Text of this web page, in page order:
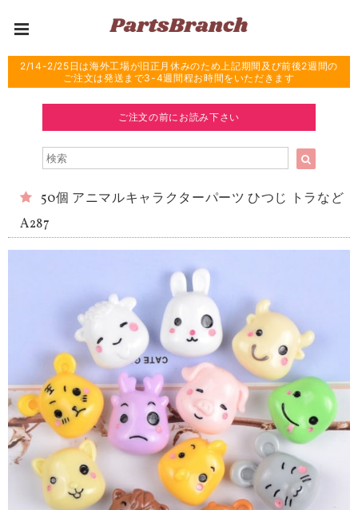
2/14-2/25日は海外工場が旧正月休みのため上記期間及び前後2週間の
ご注文は発送まで3-4週間程お時間をいただきます
ご注文の前にお読み下さい
50個 アニマルキャラクターパーツ ひつじ トラなど
A287